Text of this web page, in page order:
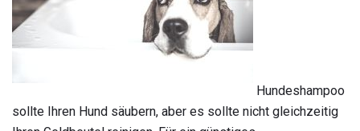
Hundeshampoo
sollte Ihren Hund säubern, aber es sollte nicht gleichzeitig